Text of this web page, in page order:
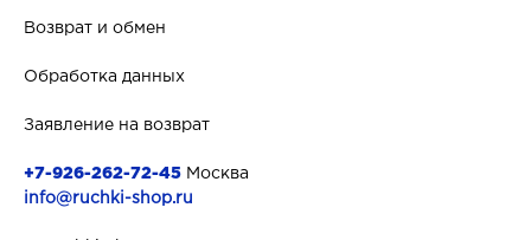
Возврат и обмен
Обработка данных
Заявление на возврат
+7-926-262-72-45 Москва
info@ruchki-shop.ru